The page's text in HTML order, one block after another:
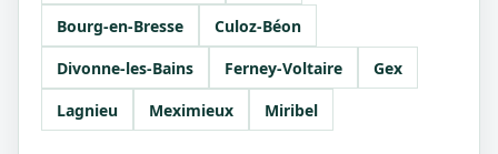
Bourg-en-Bresse
Culoz-Béon
Divonne-les-Bains
Ferney-Voltaire
Gex
Lagnieu
Meximieux Miribel